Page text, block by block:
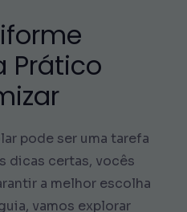
Prático
pode ser uma tarefa
dicas certas, vocês
a melhor escolha
vamos explorar